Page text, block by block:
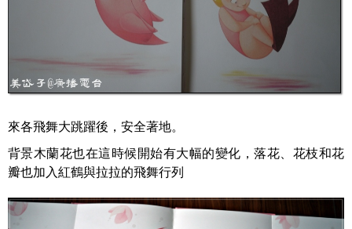
來各飛舞大跳躍後，安全著地。
背景木蘭花也在這時候開始有大幅的變化，落花、花枝和花
瓣也加入紅鶴與拉拉的飛舞行列